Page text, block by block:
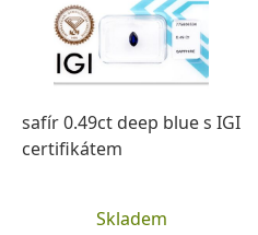
safír 0.49ct deep blue s IGI
certifikátem
Skladem